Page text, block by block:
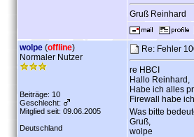
Gruß Reinhard
wolpe (offline)
Normaler Nutzer
Beiträge: 10
Geschlecht:
Mitglied seit: 09.06.2005
Deutschland
Re: Fehler
re HBCI
Hallo Reinhard,
Habe ich alles
Firewall habe
Was bitte
Gruß,
wolpe